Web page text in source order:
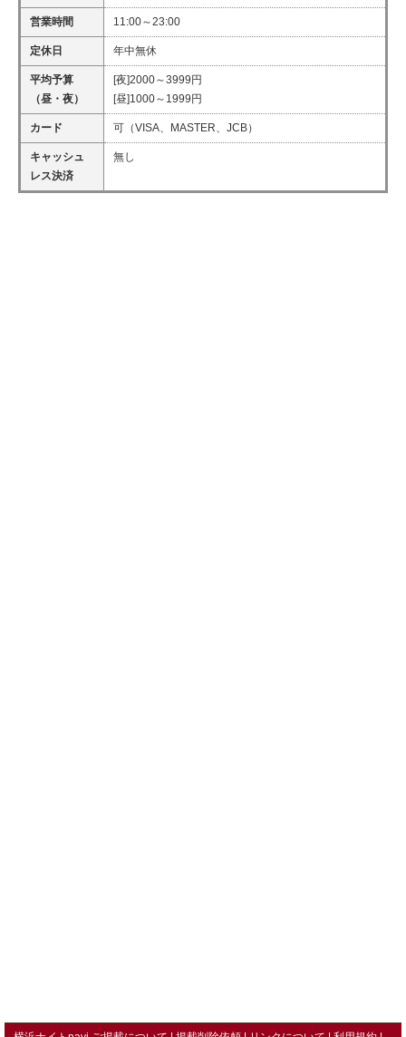
営業時間 11:00～23:00
定休日 年中無休
平均予算
（昼・夜）
[夜]2000～3999円
[昼]1000～1999円
カード 可（VISA、MASTER、JCB）
キャッシュ
レス決済
無し